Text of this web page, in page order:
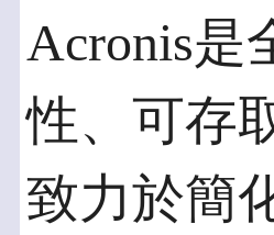
Acronis是
性、可存
致力於簡